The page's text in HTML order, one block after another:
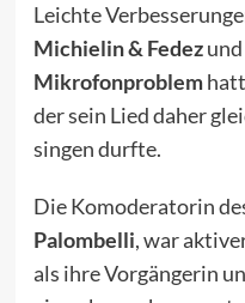
Leichte
Michielin & Fedezund
Mikrofonproblem
der sein Lied daher
singen durfte.
Die Komoderatorin
Palombelli, war
als ihre Vorgängerin